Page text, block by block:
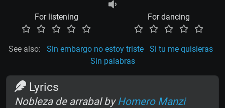
For listening For dancing
See also: Sin embargo no estoy triste
Si tu me quisieras
Sin palabras
Lyrics
Nobleza de arrabal by Homero Manzi